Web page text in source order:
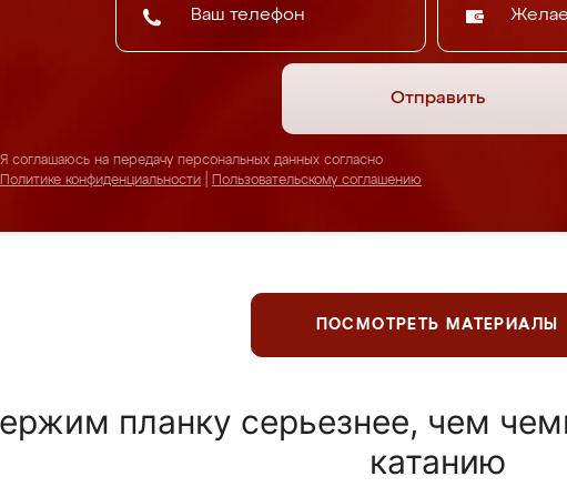
Отправить
Я соглашаюсь на передачу персональных данных согласно
Политике конфиденциальности
Пользовательскому соглашению
ПОСМОТРЕТЬ МАТЕРИАЛЫ
планку серьезнее, чем
катанию